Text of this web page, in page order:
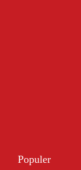
Populer